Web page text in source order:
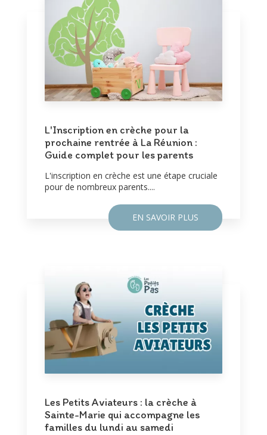
L'Inscription en crèche pour la
prochaine rentrée à La Réunion :
Guide complet pour les parents
L'inscription en crèche est une étape cruciale
pour de nombreux parents....
EN SAVOIR PLUS
Les Petits Aviateurs : la crèche à
Sainte-Marie qui accompagne les
familles du lundi au samedi